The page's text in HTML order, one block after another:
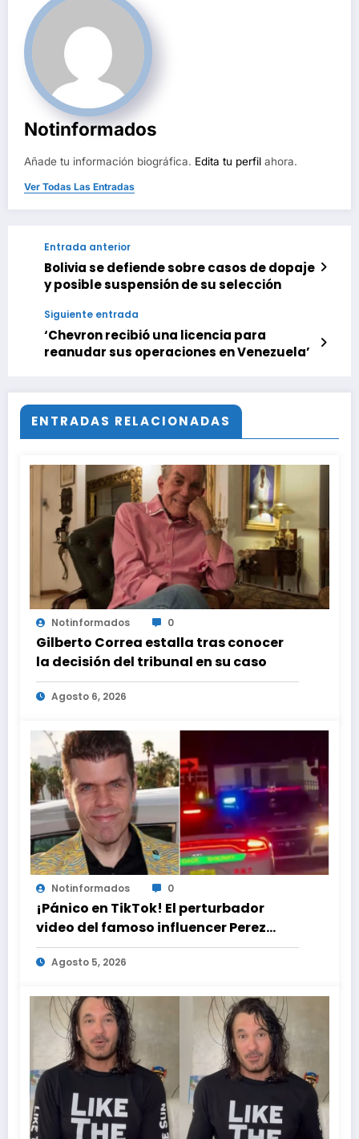
Notinformados
Añade tu información biográfica. Edita tu perfil ahora.
Ver Todas Las Entradas
Entrada anterior
Bolivia se defiende sobre casos de dopaje
y posible suspensión de su selección
Siguiente entrada
‘Chevron recibió una licencia para
reanudar sus operaciones en Venezuela’
ENTRADAS RELACIONADAS
Notinformados 0
Gilberto Correa estalla tras conocer
la decisión del tribunal en su caso
Agosto 6, 2026
Notinformados 0
¡Pánico en TikTok! El perturbador
video del famoso influencer Perez
Hilton que obligó a sus fans a pedir
ayuda médica
Agosto 5, 2026